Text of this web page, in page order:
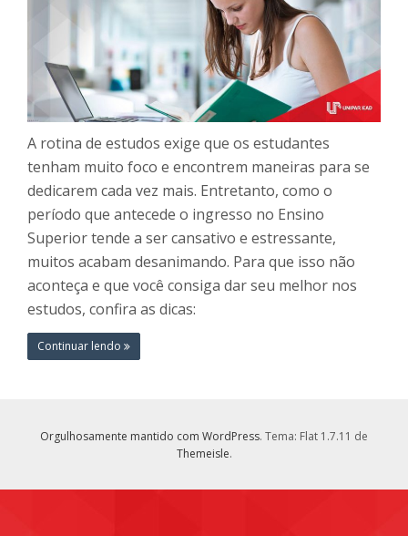
A rotina de estudos exige que os estudantes
tenham muito foco e encontrem maneiras para se
dedicarem cada vez mais. Entretanto, como o
período que antecede o ingresso no Ensino
Superior tende a ser cansativo e estressante,
muitos acabam desanimando. Para que isso não
aconteça e que você consiga dar seu melhor nos
estudos, confira as dicas:
Continuar lendo
Orgulhosamente mantido com WordPress. Tema: Flat 1.7.11 de
Themeisle.